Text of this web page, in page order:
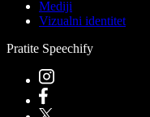
Mediji
Vizualni identitet
Pratite Speechify